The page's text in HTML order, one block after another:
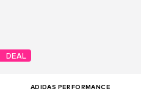
DEAL
ADIDAS PERFORMANCE